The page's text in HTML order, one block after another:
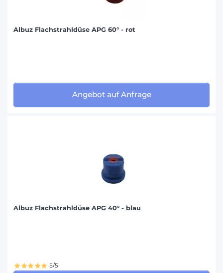
Albuz Flachstrahldüse APG 60° - rot
Angebot auf Anfrage
Albuz Flachstrahldüse APG 40° - blau
5/5